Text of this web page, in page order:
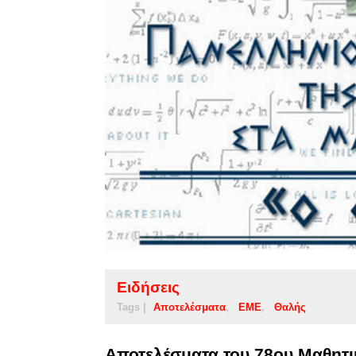
Ειδήσεις
Tags | Αποτελέσματα ΕΜΕ Θαλής